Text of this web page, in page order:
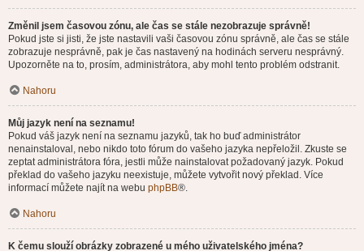
Změnil jsem časovou zónu, ale čas se stále nezobrazuje správně!
Pokud jste si jisti, že jste nastavili vaši časovou zónu správně, ale čas se stále
zobrazuje nesprávně, pak je čas nastavený na hodinách serveru nesprávný.
Upozorněte na to, prosím, administrátora, aby mohl tento problém odstranit.
Nahoru
Můj jazyk není na seznamu!
Pokud váš jazyk není na seznamu jazyků, tak ho buď administrátor
nenainstaloval, nebo nikdo toto fórum do vašeho jazyka nepřeložil. Zkuste se
zeptat administrátora fóra, jestli může nainstalovat požadovaný jazyk. Pokud
překlad do vašeho jazyku neexistuje, můžete vytvořit nový překlad. Více
informací můžete najít na webu phpBB®.
Nahoru
K čemu slouží obrázky zobrazené u mého uživatelského jména?